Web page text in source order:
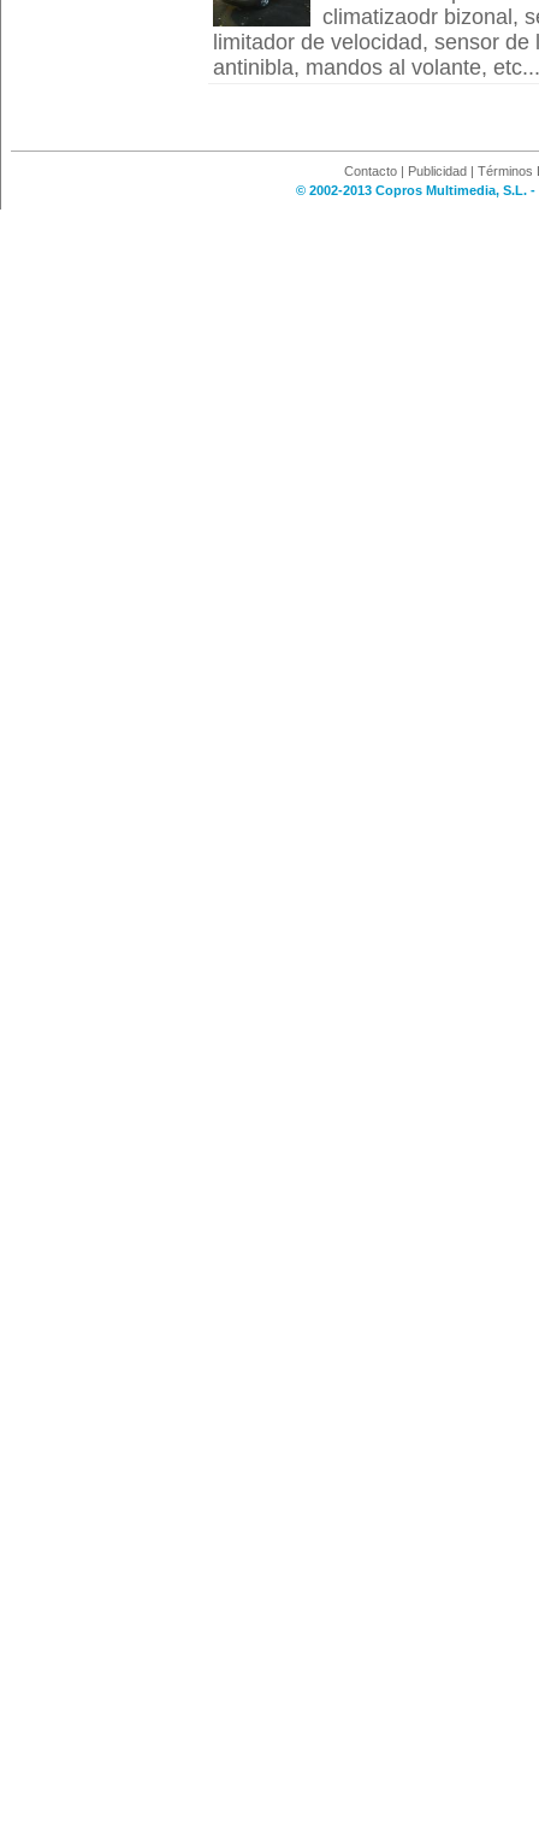
climatizaodr bizonal,
limitador de velocidad, sensor
antinibla, mandos al volante,
Contacto | Publicidad | Términos
© 2002-2013 Copros Multimedia, S.L.